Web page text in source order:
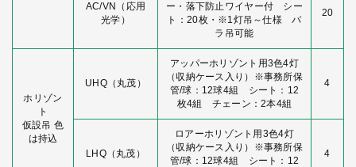
AC/VN（応用
光学）
ー・落下防止ワイヤー付 シー
ト：20枚・※1灯吊～仕様 バ
ラ吊可能
20
ホリゾン
ト
仮設吊 色
は持込
UHQ（丸茂）
アッパーホリゾント用3色4灯
（収納ケース入り）※事務所保
管/球：12球4組 シート：12
枚4組 チェーン：2本4組
4
LHQ（丸茂）
ロアーホリゾント用3色4灯
（収納ケース入り）※事務所保
管/球：12球4組 シート：12
4